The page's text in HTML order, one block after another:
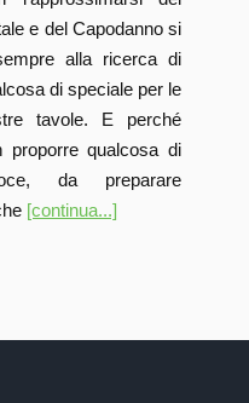
e del Capodanno si
alla ricerca di
di speciale per le
tavole. E perché
proporre qualcosa di
da preparare
[continua...]